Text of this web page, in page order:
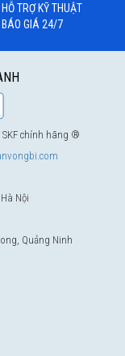
HỖ TRỢ KỸ THUẬT
BÁO GIÁ 24/7
SKF chính hãng ®
Nội
Quảng Ninh